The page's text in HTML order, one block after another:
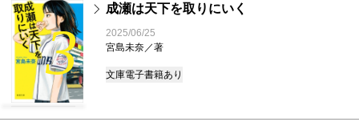
3
成瀬は天下を取りにいく
2025/06/25
宮島未奈／著
文庫電子書籍あり